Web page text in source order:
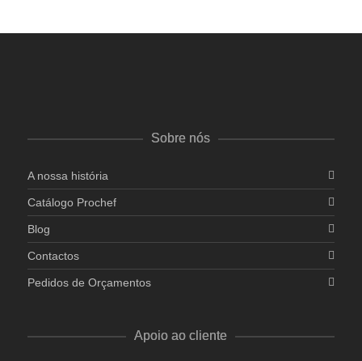
Sobre nós
A nossa história
Catálogo Prochef
Blog
Contactos
Pedidos de Orçamentos
Apoio ao cliente